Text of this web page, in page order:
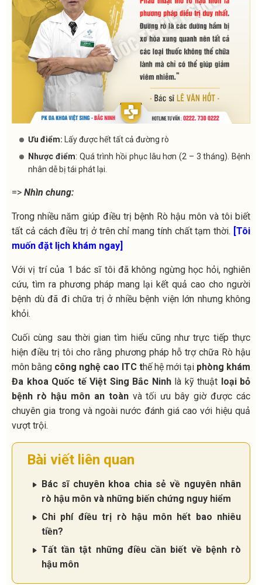
Ưu điểm: Lấy được hết tất cả đường rò
Nhược điểm: Quá trình hồi phục lâu hơn (2 – 3 tháng). Bệnh
nhân dễ bị tái phát lại.
=> Nhìn chung:
Trong nhiều năm giúp điều trị bệnh Rò hậu môn và tôi biết
tất cả cách điều trị ở trên chỉ mang tính chất tạm thời. [Tôi
muốn đặt lịch khám ngay]
Với vị trí của 1 bác sĩ tôi đã không ngừng học hỏi, nghiên
cứu, tìm ra phương pháp mang lại kết quả cao cho người
bệnh dù đã đi chữa trị ở nhiều bệnh viện lớn nhưng không
khỏi.
Cuối cùng sau thời gian tìm hiểu cũng như trực tiếp thực
hiện điều trị tôi cho rằng phương pháp hỗ trợ chữa Rò hậu
môn bằng công nghệ cao ITC thế hệ mới tại phòng khám
Đa khoa Quốc tế Việt Sing Bắc Ninhlà kỹ thuật loại bỏ
bệnh rò hậu môn an toànvà tối ưu bây giờ được các
chuyên gia trong và ngoài nước đánh giá cao với hiệu quả
vượt trội.
Bài viết liên quan
Bác sĩ chuyên khoa chia sẻ về nguyên nhân
rò hậu môn và những biến chứng nguy hiểm
Chi phí điều trị rò hậu môn hết bao nhiêu
tiền?
Tất tần tật những điều cần biết về bệnh rò
hậu môn